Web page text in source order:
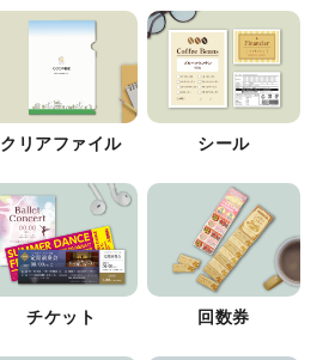
クリアファイル シール
チケット 回数券